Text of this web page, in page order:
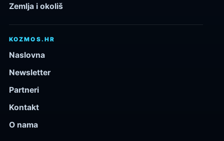
Zemlja i okoliš
KOZMOS.HR
Naslovna
Newsletter
Partneri
Kontakt
O nama